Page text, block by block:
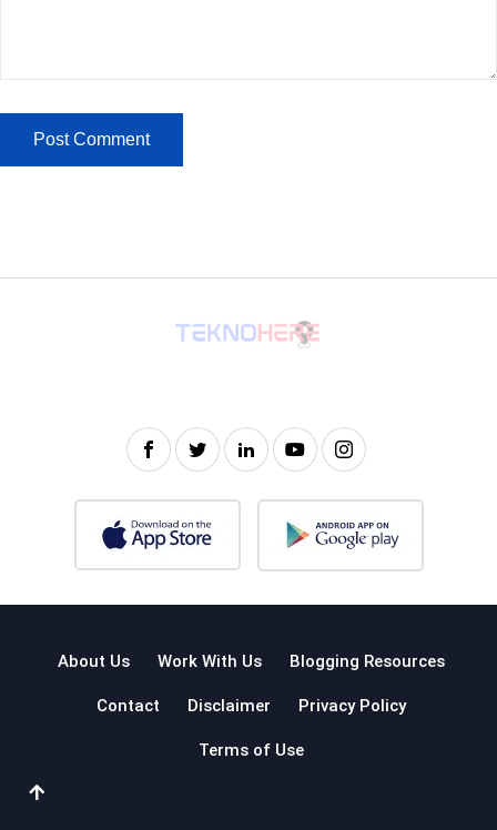
About Us Work With Us Blogging Resources
Contact Disclaimer Privacy Policy
Terms of Use